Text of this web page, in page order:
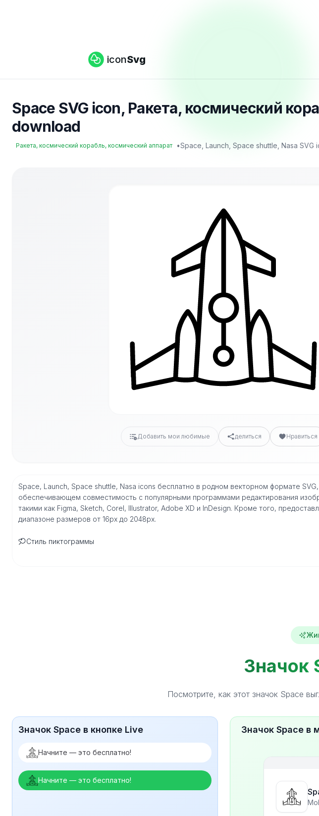
iconSvg
Space SVG icon, Ракета, космический
download
Ракета, космический корабль, космический аппарат •Space, Launch, Space shuttle, Nasa SVG
Добавить мои любимые делиться Нравиться
Space, Launch, Space shuttle, Nasa icons бесплатно в родном векторном формате
обеспечивающем совместимость с популярными программами редактирования
такими как Figma, Sketch, Corel, Illustrator, Adobe XD и InDesign. Кроме того,
диапазоне размеров от 16px до 2048px.
Стиль пиктограммы
Значок
Посмотрите, как этот значок Space
Значок Space в кнопке Live
Начните — это бесплатно!
Начните — это бесплатно!
Значок Space в